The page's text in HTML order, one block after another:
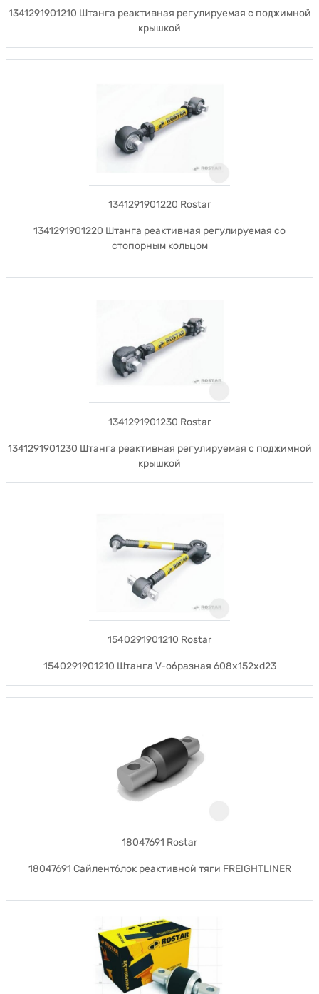
1341291901210 Штанга реактивная регулируемая с поджимной
крышкой
1341291901220 Rostar
1341291901220 Штанга реактивная регулируемая со
стопорным кольцом
1341291901230 Rostar
1341291901230 Штанга реактивная регулируемая с поджимной
крышкой
1540291901210 Rostar
1540291901210 Штанга V-образная 608x152xd23
18047691 Rostar
18047691 Сайлентблок реактивной тяги FREIGHTLINER